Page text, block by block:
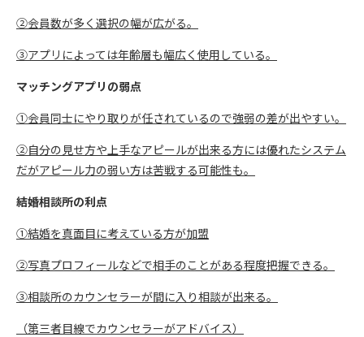
②会員数が多く選択の幅が広がる。
③アプリによっては年齢層も幅広く使用している。
マッチングアプリの弱点
①会員同士にやり取りが任されているので強弱の差が出やすい。
②自分の見せ方や上手なアピールが出来る方には優れたシステム
だがアピール力の弱い方は苦戦する可能性も。
結婚相談所の利点
①結婚を真面目に考えている方が加盟
②写真プロフィールなどで相手のことがある程度把握できる。
③相談所のカウンセラーが間に入り相談が出来る。
（第三者目線でカウンセラーがアドバイス）